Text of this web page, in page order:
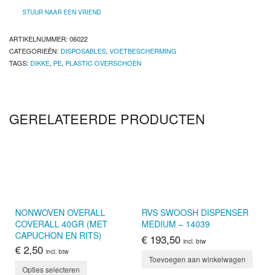
kwaliteit,
(Pak
100stuks/50
paar)
STUUR NAAR EEN VRIEND
ARTIKELNUMMER: 06022
CATEGORIEËN: DISPOSABLES, VOETBESCHERMING
TAGS: DIKKE, PE, PLASTIC OVERSCHOEN
GERELATEERDE PRODUCTEN
NONWOVEN OVERALL
COVERALL 40GR (MET
CAPUCHON EN RITS)
€ 2,50 incl. btw
Opties selecteren
RVS SWOOSH DISPENSER
MEDIUM – 14039
€ 193,50 incl. btw
Toevoegen aan winkelwagen